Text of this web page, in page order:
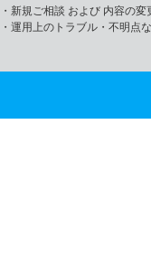
・新規ご相談 および 内容の
・運用上のトラブル・不明